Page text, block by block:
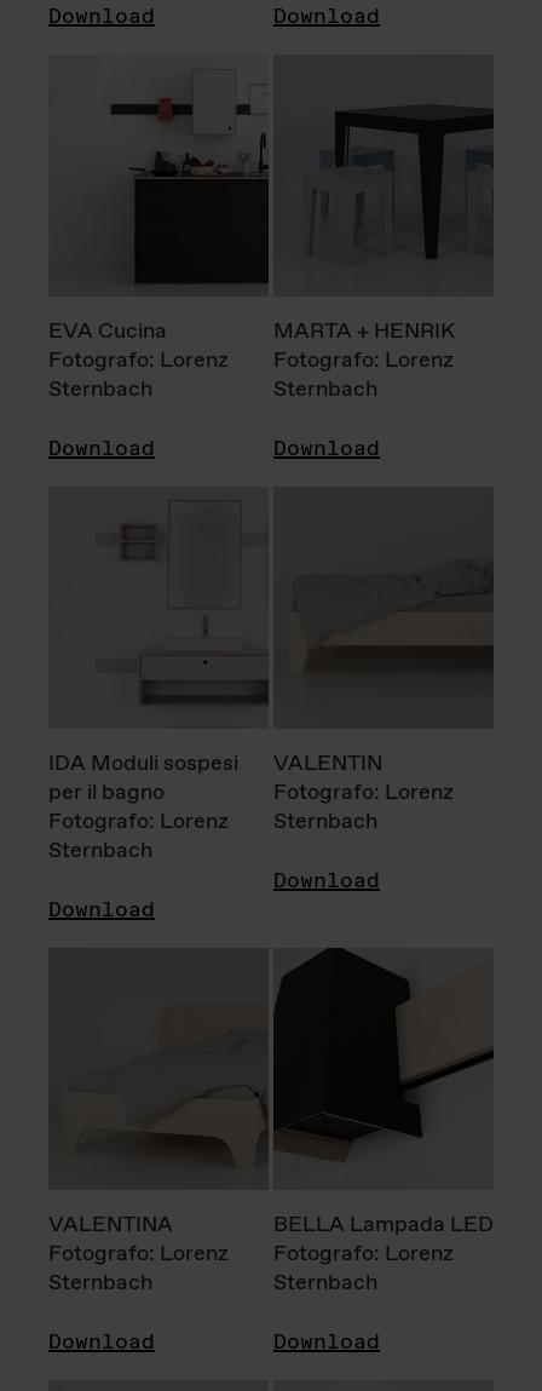
Download Download
EVA Cucina
Fotografo: Lorenz
Sternbach
Download
MARTA + HENRIK
Fotografo: Lorenz
Sternbach
Download
IDA Moduli sospesi
per il bagno
Fotografo: Lorenz
Sternbach
Download
VALENTIN
Fotografo: Lorenz
Sternbach
Download
VALENTINA
Fotografo: Lorenz
Sternbach
Download
BELLA Lampada LED
Fotografo: Lorenz
Sternbach
Download